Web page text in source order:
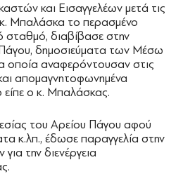
και Εισαγγελέων μετά τις
Μπαλάσκα το περασμένο
σταθμό, διαβίβασε στην
Πάγου, δημοσιεύματα των Μέσω
οποία αναφερόντουσαν στις
απομαγνητοφωνημένα
ο κ. Μπαλάσκας.
του Αρείου Πάγου αφού
κ.λπ., έδωσε παραγγελία στην
την διενέργεια